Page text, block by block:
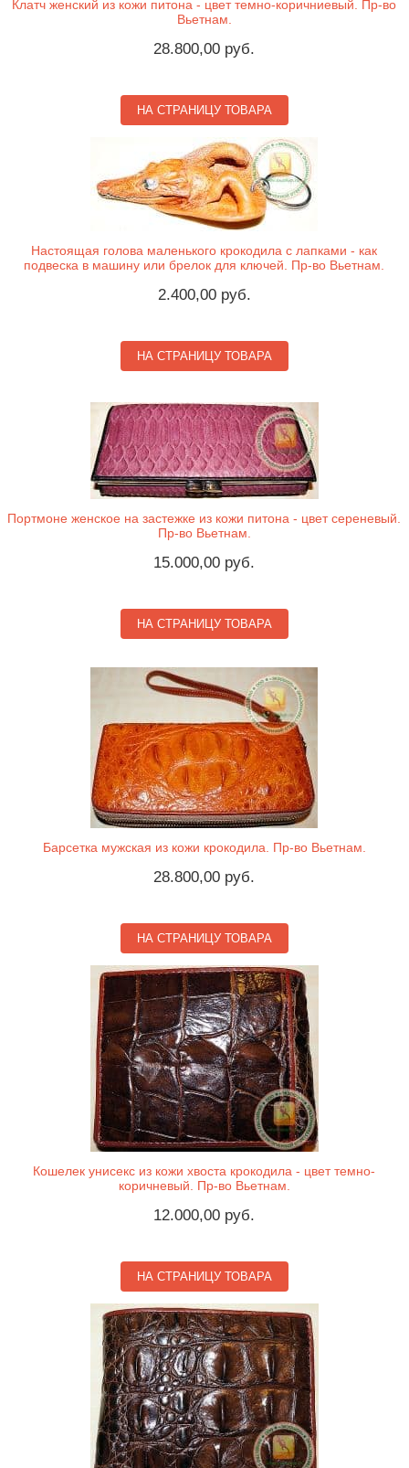
Клатч женский из кожи питона - цвет темно-коричниевый. Пр-во
Вьетнам.
28.800,00 руб.
НА СТРАНИЦУ ТОВАРА
Настоящая голова маленького крокодила с лапками - как
подвеска в машину или брелок для ключей. Пр-во Вьетнам.
2.400,00 руб.
НА СТРАНИЦУ ТОВАРА
Портмоне женское на застежке из кожи питона - цвет сереневый.
Пр-во Вьетнам.
15.000,00 руб.
НА СТРАНИЦУ ТОВАРА
Барсетка мужская из кожи крокодила. Пр-во Вьетнам.
28.800,00 руб.
НА СТРАНИЦУ ТОВАРА
Кошелек унисекс из кожи хвоста крокодила - цвет темно-
коричневый. Пр-во Вьетнам.
12.000,00 руб.
НА СТРАНИЦУ ТОВАРА